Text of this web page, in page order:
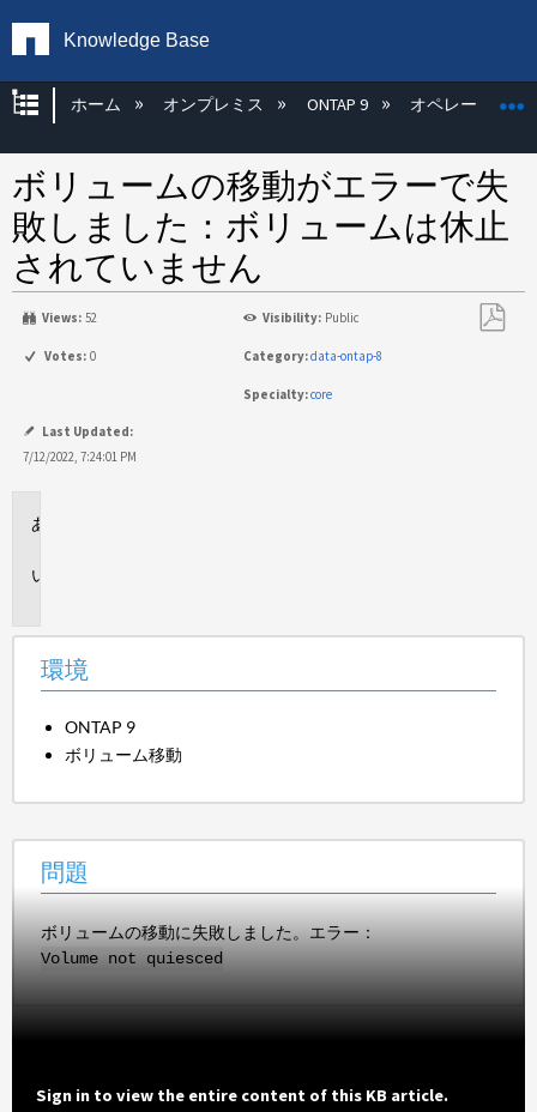
Knowledge Base
グローバル階層を展開/折りたたむ
ホーム オンプレミス ONTAP 9 オペレーティン
ボリュームの移動がエラーで失
敗しました：ボリュームは休止
されていません
Views: 52 Visibility: Public
Votes: 0 Category:data-ontap-8
Specialty:core
Last Updated:
7/12/2022, 7:24:01 PM
環境
ONTAP 9
ボリューム移動
問題
ボリュームの移動に失敗しました。エラー：
Volume not quiesced
Sign in to view the entire content of this KB article.